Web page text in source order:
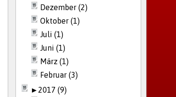
Dezember (2)
Oktober (1)
Juli (1)
Juni (1)
März (1)
Februar (3)
►2017 (9)